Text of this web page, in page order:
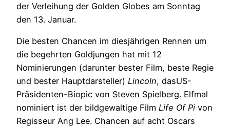
der Verleihung der Golden Globes am Sonntag
den 13. Januar.
Die besten Chancen im diesjährigen Rennen um
die begehrten Goldjungen hat mit 12
Nominierungen (darunter bester Film, beste Regie
und bester Hauptdarsteller) Lincoln, dasUS-
Präsidenten-Biopic von Steven Spielberg. Elfmal
nominiert ist der bildgewaltige Film Life Of Pi von
Regisseur Ang Lee. Chancen auf acht Oscars